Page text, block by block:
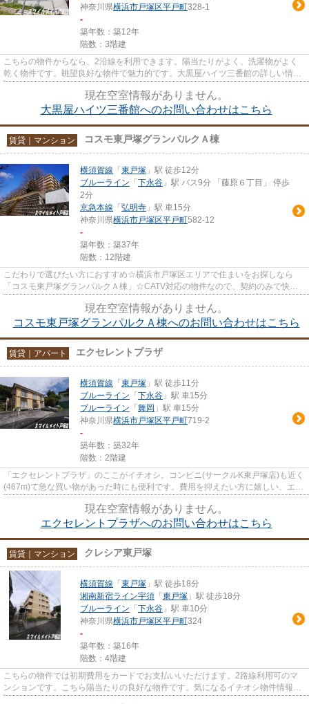
神奈川県横浜市戸塚区平戸町328-1
-
築年数：築12年
階数：3階建
こちらの物件からなら、2沿線を利用できます。陽当たりがよく、洗濯物がよく
乾く物件です。眺望良好な物件で魅力的です。大黒屋ハイツ三番館の詳しい情
現在空室情報がありません。
大黒屋ハイツ三番館へのお問い合わせはこちら
賃貸｜マンション コスモ東戸塚グランパルクＡ棟
横須賀線 「 東戸塚 」駅 徒歩12分
ブルーライン 「 下永谷 」駅 バス9分 「藤原６丁目」 停歩
2分
京急本線 「 弘明寺 」駅 車15分
神奈川県横浜市戸塚区平戸町582-12
-
築年数：築37年
階数：12階建
こだわりで選びたい方におすすめ☆横浜市戸塚区エリアで住まいをお探しなら
「コスモ東戸塚グランパルクＡ棟」☆CATV対応の物件なので、契約のみで快適
現在空室情報がありません。
コスモ東戸塚グランパルクＡ棟へのお問い合わせはこちら
賃貸｜アパート エクセレントプラザ
横須賀線 「 東戸塚 」駅 徒歩11分
ブルーライン 「 下永谷 」駅 車15分
ブルーライン 「 舞岡 」駅 車15分
神奈川県横浜市戸塚区平戸町719-2
-
築年数：築32年
階数：2階建
「エクセレントプラザ」のここがイチオシ。コンビニ(サークルK東戸塚店)も近く
(467m)て急な買い物があった時にも便利です。費用を抑えたい方に嬉しい、エア
現在空室情報がありません。
エクセレントプラザへのお問い合わせはこちら
賃貸｜マンション クレシア東戸塚
横須賀線 「 東戸塚 」駅 徒歩18分
湘南新宿ライン宇須 「 東戸塚 」駅 徒歩18分
ブルーライン 「 下永谷 」駅 車10分
神奈川県横浜市戸塚区平戸町324
-
築年数：築16年
階数：4階建
こちらの物件では初期費用をカードでお支払いいただけます。2路線利用可のマ
ンションです。こちら陽当たりの良好な物件です。気になるイチオシ物件情報：